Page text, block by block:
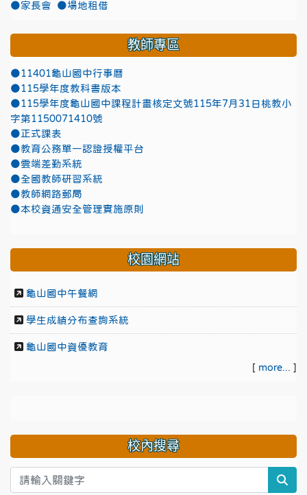
●家長會
●場地租借
教師專區
●11401龜山國中行事曆
●115學年度教科書版本
●115學年度龜山國中課程計畫核定文號115年7月31日桃教小
字第1150071410號
●正式課表
●教育公務單一認證授權平台
●雲端差勤系統
●全國教師研習系統
●教師網路郵局
●本校資通安全管理實施原則
校園網站
龜山國中午餐網
學生成績分布查詢系統
龜山國中資優教育
[ more... ]
校內搜尋